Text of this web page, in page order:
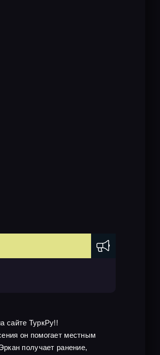
сайте ТуркРу!!
он помогает местным
получает ранение,